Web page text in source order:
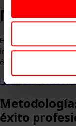
En eserp formamos
innovadoras que
éxito los retos
HomeSobre
éxito